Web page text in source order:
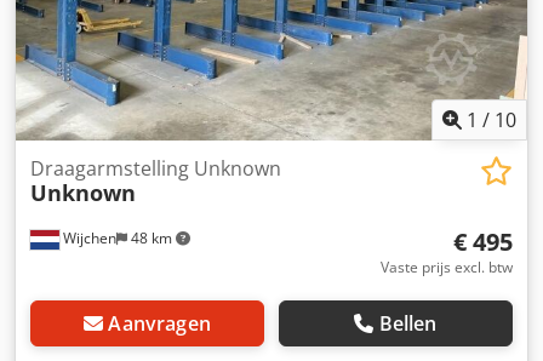
1 / 10
Wijchen 48 km
Draagarmstelling Unknown
Unknown
€ 495
Vaste prijs excl. btw
Aanvragen Bellen